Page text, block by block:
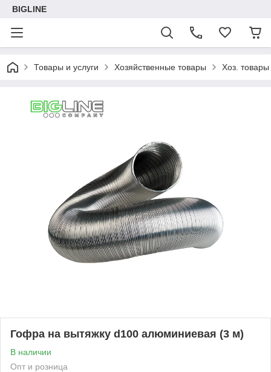
BIGLINE
Товары и услуги Хозяйственные товары Хоз.
Гофра на вытяжку d100 алюминиевая (3 м)
В наличии
Опт и розница